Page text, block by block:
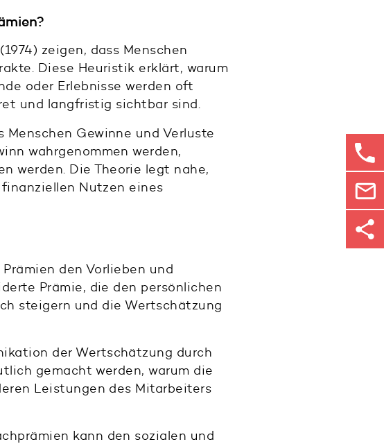
zeigen, dass Menschen
Diese Heuristik erklärt, warum
oder Erlebnisse werden oft
und langfristig sichtbar sind.
Menschen Gewinne und Verluste
wahrgenommen werden,
werden. Die Theorie legt nahe,
Nutzen eines
den Vorlieben und
Prämie, die den persönlichen
steigern und die Wertschätzung
der Wertschätzung durch
gemacht werden, warum die
Leistungen des Mitarbeiters
kann den sozialen und